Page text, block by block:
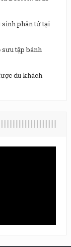
phân tử tại
tập bánh
du khách